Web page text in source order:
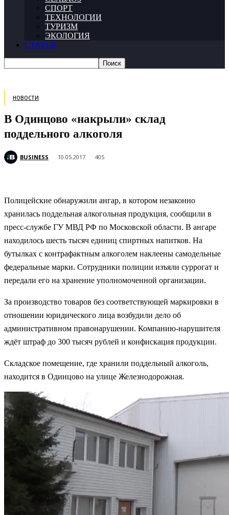
СПОРТ
ТЕХНОЛОГИИ
ТУРИЗМ
ЭКОЛОГИЯ
СТАТЬИ
НОВОСТИ
В Одинцово «накрыли» склад
поддельного алкоголя
BUSINESS 10.05.2017 405
Полицейские обнаружили ангар, в котором незаконно
хранилась поддельная алкогольная продукция, сообщили в
пресс-службе ГУ МВД РФ по Московской области. В ангаре
находилось шесть тысяч единиц спиртных напитков. На
бутылках с контрафактным алкоголем наклеены самодельные
федеральные марки. Сотрудники полиции изъяли суррогат и
передали его на хранение уполномоченной организации.
За производство товаров без соответствующей маркировки в
отношении юридического лица возбудили дело об
административном правонарушении. Компанию-нарушителя
ждёт штраф до 300 тысяч рублей и конфискация продукции.
Складское помещение, где хранили поддельный алкоголь,
находится в Одинцово на улице Железнодорожная.